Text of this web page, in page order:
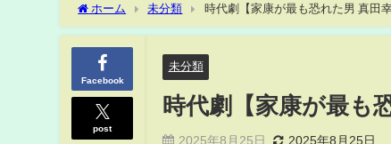
ホーム 未分類 時代劇【家康が最も恐れた男 真田
Facebook
post
未分類
時代劇【家康が最も
2025年8月25日 2025年8月25日